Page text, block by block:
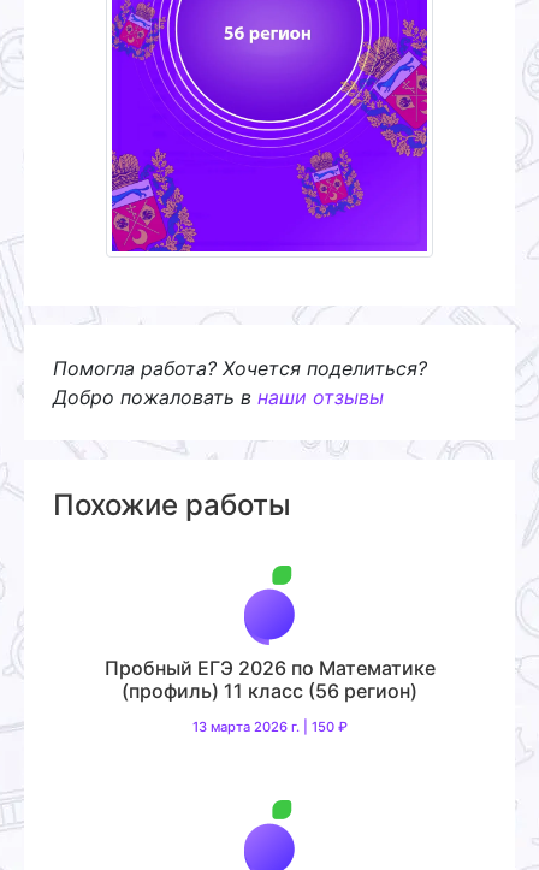
Помогла работа? Хочется поделиться?
Добро пожаловать в наши отзывы
Похожие работы
Пробный ЕГЭ 2026 по Математике
(профиль) 11 класс (56 регион)
13 марта 2026 г. | 150 ₽